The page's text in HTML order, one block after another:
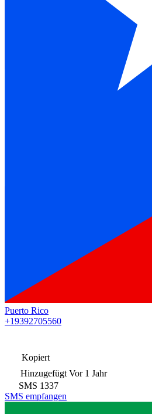
Puerto Rico
+19392705560
Kopiert
Hinzugefügt Vor 1 Jahr
SMS 1337
SMS empfangen